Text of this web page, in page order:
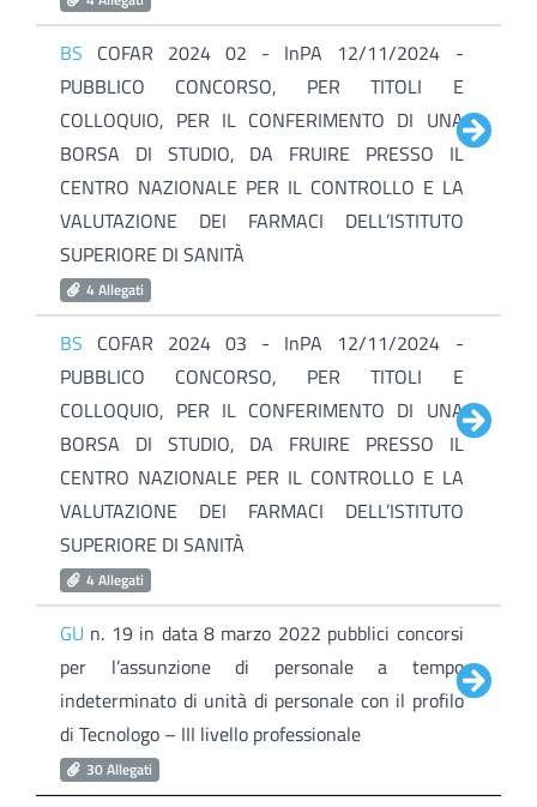
BS COFAR 2024 02 - InPA 12/11/2024 -
PUBBLICO CONCORSO, PER TITOLI E
COLLOQUIO, PER IL CONFERIMENTO DI UNA
BORSA DI STUDIO, DA FRUIRE PRESSO IL
CENTRO NAZIONALE PER IL CONTROLLO E LA
VALUTAZIONE DEI FARMACI DELL’ISTITUTO
SUPERIORE DI SANITÀ
4 Allegati
BS COFAR 2024 03 - InPA 12/11/2024 -
PUBBLICO CONCORSO, PER TITOLI E
COLLOQUIO, PER IL CONFERIMENTO DI UNA
BORSA DI STUDIO, DA FRUIRE PRESSO IL
CENTRO NAZIONALE PER IL CONTROLLO E LA
VALUTAZIONE DEI FARMACI DELL’ISTITUTO
SUPERIORE DI SANITÀ
4 Allegati
GU n. 19 in data 8 marzo 2022 pubblici concorsi
per l’assunzione di personale a tempo
indeterminato di unità di personale con il profilo
di Tecnologo – III livello professionale
30 Allegati